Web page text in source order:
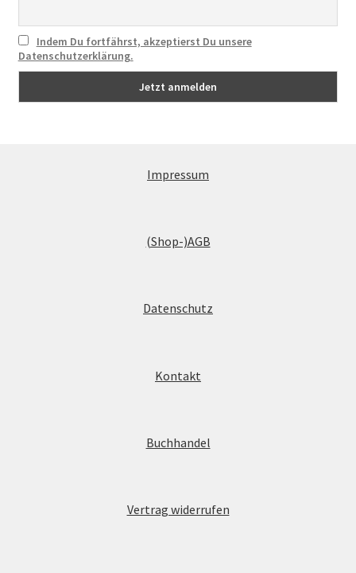
Indem Du fortfährst, akzeptierst Du unsere
Datenschutzerklärung.
Impressum
(Shop-)AGB
Datenschutz
Kontakt
Buchhandel
Vertrag widerrufen